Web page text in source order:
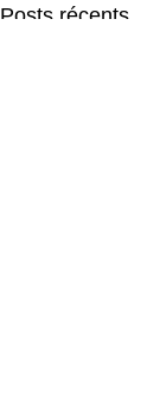
Posts récents